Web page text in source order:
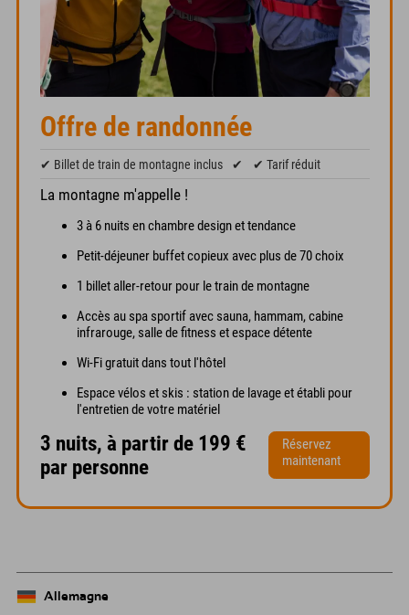
Offre de randonnée
✔ Billet de train de montagne inclus ✔ ✔ Tarif réduit
La montagne m'appelle !
3 à 6 nuits en chambre design et tendance
Petit-déjeuner buffet copieux avec plus de 70 choix
1 billet aller-retour pour le train de montagne
Accès au spa sportif avec sauna, hammam, cabine
infrarouge, salle de fitness et espace détente
Wi-Fi gratuit dans tout l'hôtel
Espace vélos et skis : station de lavage et établi pour
l'entretien de votre matériel
3 nuits, à partir de 199 €
par personne
Réservez
maintenant
Allemagne